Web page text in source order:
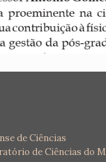
de Ciências
de Ciências do